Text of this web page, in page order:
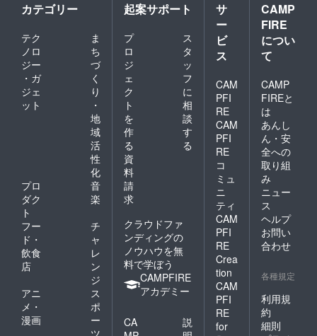
カテゴリー
テク
ノロ
ジー
・ガ
ジェ
ット
ま
ち
づ
く
り
・
地
域
活
性
化
プロ
ダク
ト
音
楽
フー
ド・
飲食
店
チ
ャ
レ
ン
ジ
アニ
メ・
漫画
ス
ポ
ー
起案サポート
プ
ロ
ジ
ェ
ク
ト
を
作
る
ス
タ
ッ
フ
に
相
談
す
る
資
料
請
求
クラウドファ
ンディングの
ノウハウを無
料で学ぼう
CAMPFIRE
アカデミー
CA
説
サ
ー
ビ
ス
CAM
PFI
RE
CAM
PFI
RE
コ
ミュ
ニ
ティ
CAM
PFI
RE
Crea
tion
CAM
PFI
RE
for
CAMP
FIRE
につい
て
CAMP
FIREと
は
あんし
ん・安
全への
取り組
み
ニュー
ス
ヘルプ
お問い
合わせ
各種規定
利用規
約
細則